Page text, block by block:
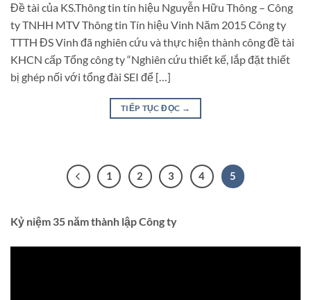
Đề tài của KS.Thông tin tín hiệu Nguyễn Hữu Thông – Công
ty TNHH MTV Thông tin Tín hiệu Vinh Năm 2015 Công ty
TTTH ĐS Vinh đã nghiên cứu và thực hiện thành công đề tài
KHCN cấp Tổng công ty “Nghiên cứu thiết kế, lắp đặt thiết
bị ghép nối với tổng đài SEI để […]
TIẾP TỤC ĐỌC →
1 2 3 4 5
Kỷ niệm 35 năm thành lập Công ty